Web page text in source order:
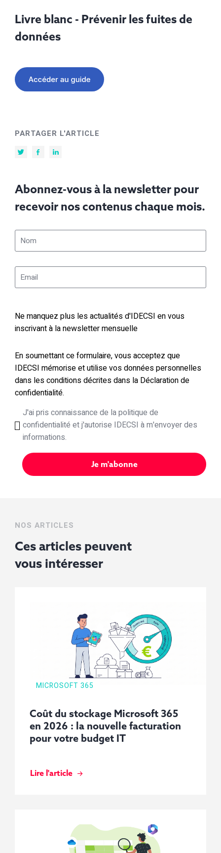
Livre blanc - Prévenir les fuites de
données
PARTAGER L'ARTICLE
Abonnez-vous à la newsletter pour
recevoir nos contenus chaque mois.
Ne manquez plus les actualités d'IDECSI en vous
inscrivant à la newsletter mensuelle
En soumettant ce formulaire, vous acceptez que
IDECSI mémorise et utilise vos données personnelles
dans les conditions décrites dans la Déclaration de
confidentialité.
J'ai pris connaissance de la politique de
confidentialité et j'autorise IDECSI à m'envoyer des
informations.
NOS ARTICLES
Ces articles peuvent
vous intéresser
MICROSOFT 365
Coût du stockage Microsoft 365
en 2026 : la nouvelle facturation
pour votre budget IT
Lire l'article